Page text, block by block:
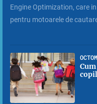
Engine Optimization, care
pentru motoarele de